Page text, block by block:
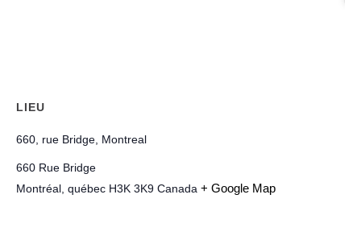
LIEU
660, rue Bridge, Montreal
660 Rue Bridge
Montréal québec H3K 3K9 Canada + Google Map